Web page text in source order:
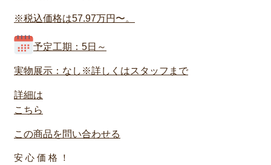
※税込価格は57.97万円〜。
予定工期：5日～
実物展示：なし※詳しくはスタッフまで
詳細は
こちら
この商品を問い合わせる
安 心 価 格 ！